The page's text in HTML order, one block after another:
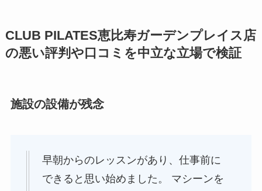
CLUB PILATES恵比寿ガーデンプレイス店
の悪い評判や口コミを中立な立場で検証
施設の設備が残念
早朝からのレッスンがあり、仕事前に
できると思い始めました。 マシーンを